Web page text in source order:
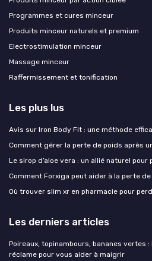
Programmes et cures minceur
Produits minceur naturels et premium
Electrostimulation minceur
Massage minceur
Raffermissement et tonification
Les plus lus
Avis sur Iron Body Fit : une méthode
Comment gérer la perte de poids après
Le sirop d’aloe vera : un allié naturel pour
Comment Forxiga peut aider à la perte
Où trouver slim xr en pharmacie pour
Les derniers articles
Poireaux, topinambours, bananes vertes
réclame pour vous aider à maigrir